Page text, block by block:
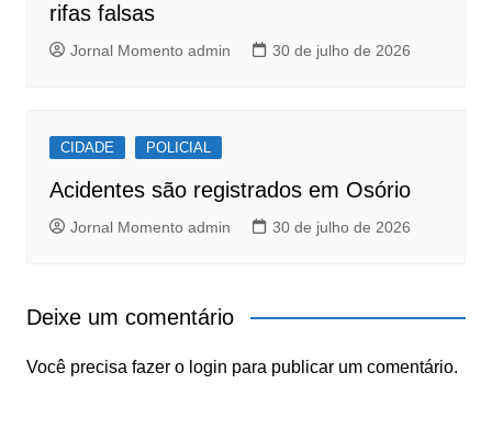
rifas falsas
Jornal Momento admin 30 de julho de 2026
CIDADE POLICIAL
Acidentes são registrados em Osório
Jornal Momento admin 30 de julho de 2026
Deixe um comentário
Você precisa fazer o login para publicar um comentário.